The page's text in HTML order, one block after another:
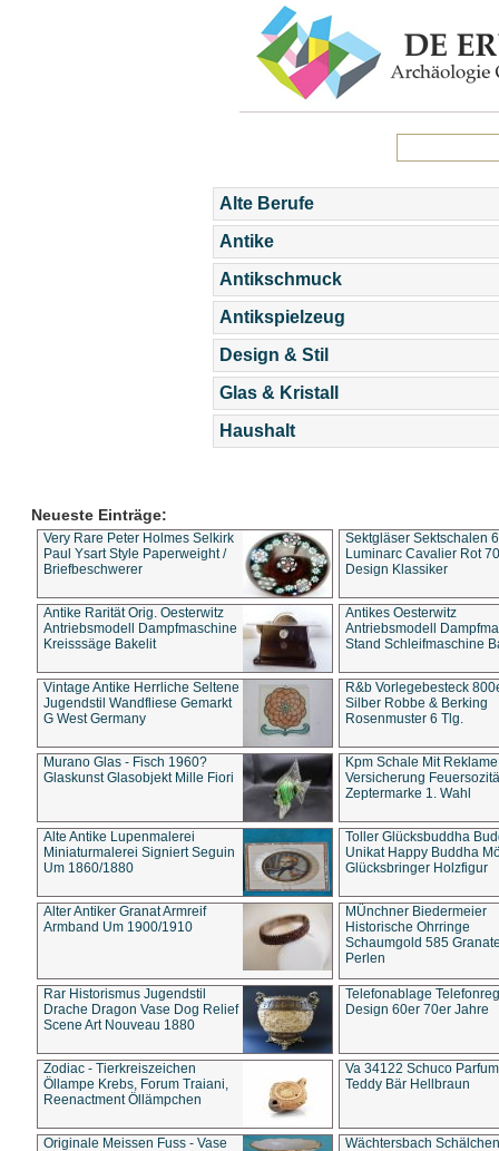
Alte Berufe
Antike
Antikschmuck
Antikspielzeug
Design & Stil
Glas & Kristall
Haushalt
Neueste Einträge:
Very Rare Peter Holmes Selkirk
Paul Ysart Style Paperweight /
Briefbeschwerer
Sektgläser Sektschalen
Luminarc Cavalier Rot
Design Klassiker
Antike Rarität Orig. Oesterwitz
Antriebsmodell Dampfmaschine
Kreisssäge Bakelit
Antikes Oesterwitz
Antriebsmodell
Stand Schleifmaschine
Vintage Antike Herrliche Seltene
Jugendstil Wandfliese Gemarkt
G West Germany
R&b Vorlegebesteck
Silber Robbe & Berking
Rosenmuster 6 Tlg.
Murano Glas - Fisch 1960?
Glaskunst Glasobjekt Mille Fiori
Kpm Schale Mit Reklame
Versicherung
Zeptermarke 1. Wahl
Alte Antike Lupenmalerei
Miniaturmalerei Signiert Seguin
Um 1860/1880
Toller Glücksbuddha
Unikat Happy Buddha
Glücksbringer Holzfigur
Alter Antiker Granat Armreif
Armband Um 1900/1910
MÜnchner Biedermeier
Historische Ohrringe
Schaumgold 585
Perlen
Rar Historismus Jugendstil
Drache Dragon Vase Dog Relief
Scene Art Nouveau 1880
Telefonablage
Design 60er 70er Jahre
Zodiac - Tierkreiszeichen
Öllampe Krebs, Forum Traiani,
Reenactment Öllämpchen
Va 34122 Schuco
Teddy Bär Hellbraun
Originale Meissen Fuss - Vase
Wächtersbach Schälchen